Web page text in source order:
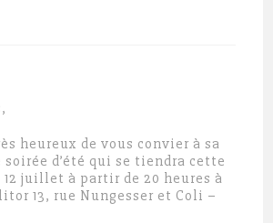
heureux de vous convier à sa
d’été qui se tiendra cette
juillet à partir de 20 heures à
13, rue Nungesser et Coli –